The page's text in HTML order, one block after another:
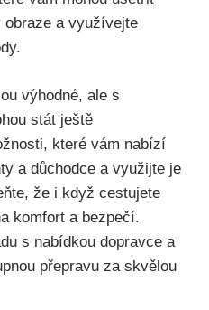
obraze a využívejte
výhodné, ⁣ale s​
stát ještě‌
které vám⁣ nabízí
a ⁤důchodce a využijte je
že i když cestujete
komfort a bezpečí.
s nabídkou⁤ dopravce⁣ a
‌přepravu ⁣za⁤ skvělou⁢